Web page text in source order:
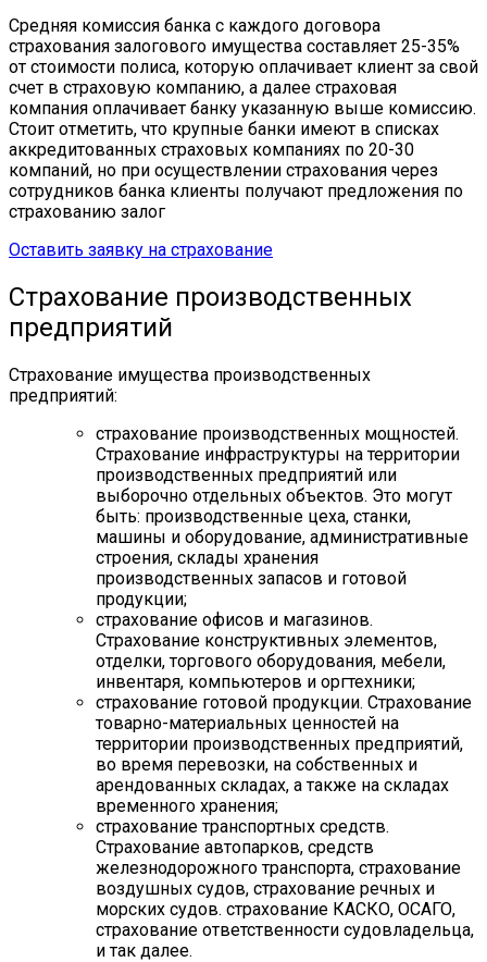
Средняя комиссия банка с каждого договора
страхования залогового имущества составляет 25-35%
от стоимости полиса, которую оплачивает клиент за свой
счет в страховую компанию, а далее страховая
компания оплачивает банку указанную выше комиссию.
Стоит отметить, что крупные банки имеют в списках
аккредитованных страховых компаниях по 20-30
компаний, но при осуществлении страхования через
сотрудников банка клиенты получают предложения по
страхованию залог
Оставить заявку на страхование
Страхование производственных
предприятий
Страхование имущества производственных
предприятий:
страхование производственных мощностей.
Страхование инфраструктуры на территории
производственных предприятий или
выборочно отдельных объектов. Это могут
быть: производственные цеха, станки,
машины и оборудование, административные
строения, склады хранения
производственных запасов и готовой
продукции;
страхование офисов и магазинов.
Страхование конструктивных элементов,
отделки, торгового оборудования, мебели,
инвентаря, компьютеров и оргтехники;
страхование готовой продукции. Страхование
товарно-материальных ценностей на
территории производственных предприятий,
во время перевозки, на собственных и
арендованных складах, а также на складах
временного хранения;
страхование транспортных средств.
Страхование автопарков, средств
железнодорожного транспорта, страхование
воздушных судов, страхование речных и
морских судов. страхование КАСКО, ОСАГО,
страхование ответственности судовладельца,
и так далее.